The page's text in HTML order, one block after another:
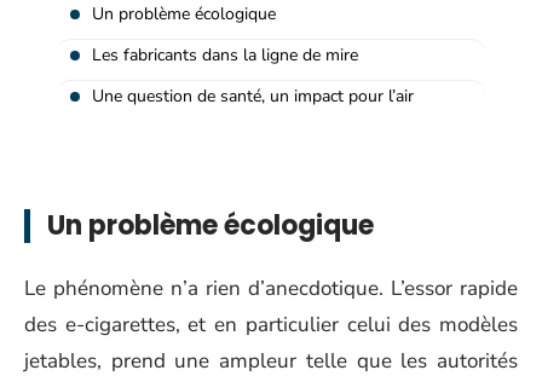
Un problème écologique
Les fabricants dans la ligne de mire
Une question de santé, un impact pour l’air
Un problème écologique
Le phénomène n’a rien d’anecdotique. L’essor rapide
des e-cigarettes, et en particulier celui des modèles
jetables, prend une ampleur telle que les autorités